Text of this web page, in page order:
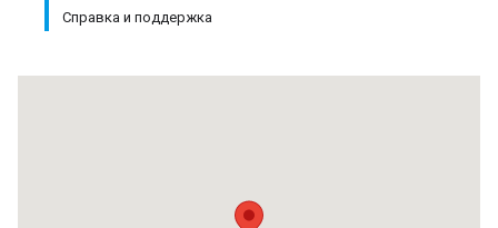
Справка и поддержка